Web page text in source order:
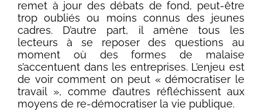
remet à jour des débats de fond, peut-être
trop oubliés ou moins connus des jeunes
cadres. D’autre part, il amène tous les
lecteurs à se reposer des questions au
moment où des formes de malaise
s’accentuent dans les entreprises. L’enjeu est
de voir comment on peut « démocratiser le
travail », comme d’autres réfléchissent aux
moyens de re-démocratiser la vie publique.